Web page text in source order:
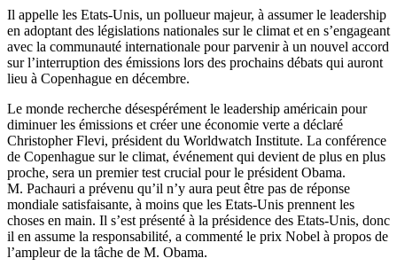
Il appelle les Etats-Unis, un pollueur majeur, à assumer le leadership
en adoptant des législations nationales sur le climat et en s’engageant
avec la communauté internationale pour parvenir à un nouvel accord
sur l’interruption des émissions lors des prochains débats qui auront
lieu à Copenhague en décembre.
Le monde recherche désespérément le leadership américain pour
diminuer les émissions et créer une économie verte a déclaré
Christopher Flevi, président du Worldwatch Institute. La conférence
de Copenhague sur le climat, événement qui devient de plus en plus
proche, sera un premier test crucial pour le président Obama.
M. Pachauri a prévenu qu’il n’y aura peut être pas de réponse
mondiale satisfaisante, à moins que les Etats-Unis prennent les
choses en main. Il s’est présenté à la présidence des Etats-Unis, donc
il en assume la responsabilité, a commenté le prix Nobel à propos de
l’ampleur de la tâche de M. Obama.